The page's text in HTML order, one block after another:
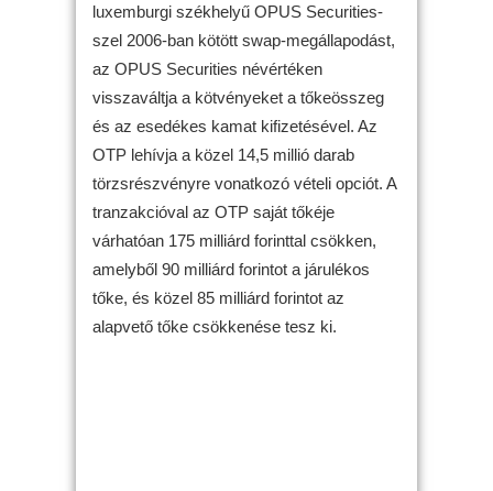
luxemburgi székhelyű OPUS Securities-
szel 2006-ban kötött swap-megállapodást,
az OPUS Securities névértéken
visszaváltja a kötvényeket a tőkeösszeg
és az esedékes kamat kifizetésével. Az
OTP lehívja a közel 14,5 millió darab
törzsrészvényre vonatkozó vételi opciót. A
tranzakcióval az OTP saját tőkéje
várhatóan 175 milliárd forinttal csökken,
amelyből 90 milliárd forintot a járulékos
tőke, és közel 85 milliárd forintot az
alapvető tőke csökkenése tesz ki.